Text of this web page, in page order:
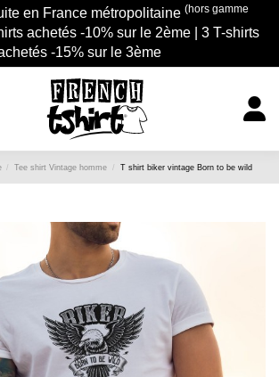
en France métropolitaine (hors gamme
achetés -10% sur le 2ème | 3 T-shirts
-15% sur le 3ème
Tee shirt Vintage homme T shirt biker vintage Born to be wild